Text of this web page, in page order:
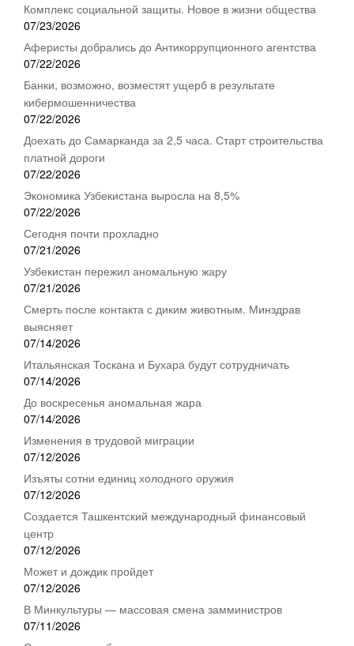
Комплекс социальной защиты. Новое в жизни общества
07/23/2026
Аферисты добрались до Антикоррупционного агентства
07/22/2026
Банки, возможно, возместят ущерб в результате
кибермошенничества
07/22/2026
Доехать до Самарканда за 2,5 часа. Старт строительства
платной дороги
07/22/2026
Экономика Узбекистана выросла на 8,5%
07/22/2026
Сегодня почти прохладно
07/21/2026
Узбекистан пережил аномальную жару
07/21/2026
Смерть после контакта с диким животным. Минздрав
выясняет
07/14/2026
Итальянская Тоскана и Бухара будут сотрудничать
07/14/2026
До воскресенья аномальная жара
07/14/2026
Изменения в трудовой миграции
07/12/2026
Изъяты сотни единиц холодного оружия
07/12/2026
Создается Ташкентский международный финансовый
центр
07/12/2026
Может и дождик пройдет
07/12/2026
В Минкультуры — массовая смена замминистров
07/11/2026